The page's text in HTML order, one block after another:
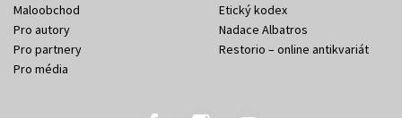
Maloobchod
Pro autory
Pro partnery
Pro média
Etický kodex
Nadace Albatros
Restorio – online antikvariát